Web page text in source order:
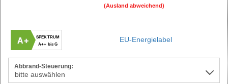
(Ausland abweichend)
A+
SPEKTRUM
A++ bis G
EU-Energielabel
Abbrand-Steuerung: